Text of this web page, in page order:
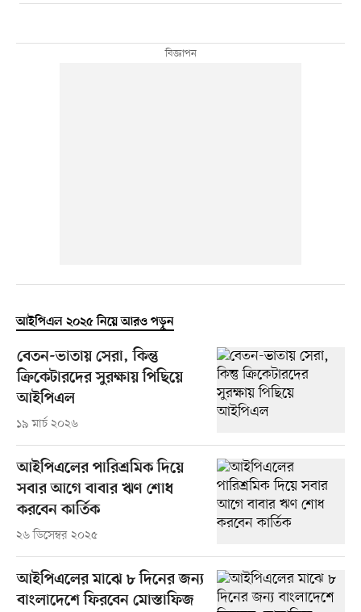
আইপিএল ২০২৫ নিয়ে আরও পড়ুন
বেতন-ভাতায় সেরা, কিন্তু
ক্রিকেটারদের সুরক্ষায় পিছিয়ে
আইপিএল
১৯ মার্চ ২০২৬
আইপিএলের পারিশ্রমিক দিয়ে
সবার আগে বাবার ঋণ শোধ
করবেন কার্তিক
২৬ ডিসেম্বর ২০২৫
আইপিএলের মাঝে ৮ দিনের জন্য
বাংলাদেশে ফিরবেন মোস্তাফিজ